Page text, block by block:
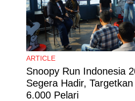
ARTICLE
Snoopy Run Indonesia
Segera Hadir,
6.000 Pelari